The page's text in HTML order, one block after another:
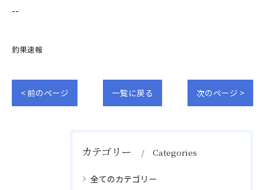
--
釣果速報
< 前のページ 一覧に戻る 次のページ >
カテゴリー Categories
全てのカテゴリー